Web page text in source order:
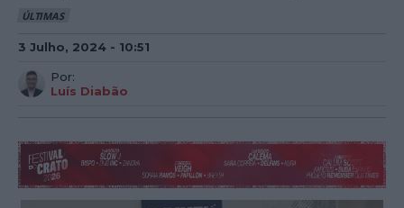
ÚLTIMAS
3 Julho, 2024 - 10:51
Por:
Luís Diabão